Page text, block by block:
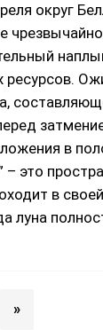
округ
ресурсов.
в
это
в
луна
»